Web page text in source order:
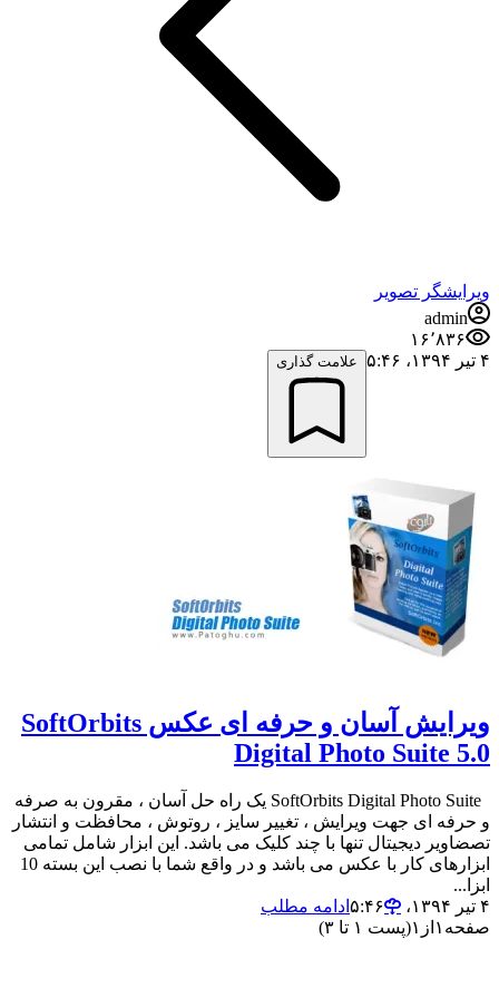
ویرایشگر تصویر
admin
۱۶٬۸۳۶
۴ تیر ۱۳۹۴،‏ ۵:۴۶
علامت گذاری
ویرایش آسان و حرفه ای عکس SoftOrbits
Digital Photo Suite 5.0
SoftOrbits Digital Photo Suite یک راه حل آسان ، مقرون به صرفه
و حرفه ای جهت ویرایش ، تغییر سایز ، روتوش ، محافظت و انتشار
تصضاویر دیجیتال تنها با چند کلیک می باشد. این ابزار شامل تمامی
ابزارهای کار با عکس می باشد و در واقع شما با نصب این بسته 10
ابزا...
۴ تیر ۱۳۹۴،‏ ۵:۴۶
ادامه مطلب
صفحه ۱ از ۱(پست ۱ تا ۳)